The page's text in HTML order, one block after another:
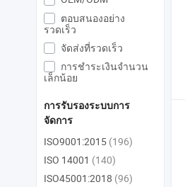
ตอบสนองอย่าง
รวดเร็ว
จัดส่งที่รวดเร็ว
การชำระเงินจำนวน
เล็กน้อย
การรับรองระบบการ
จัดการ
ISO9001:2015 (196)
ISO 14001 (140)
ISO45001:2018 (96)